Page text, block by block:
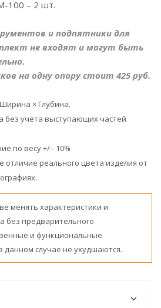
100 – 2 шт.
и подпятники для
не входят и могут быть
на одну опору стоит 425 руб.
× Глубина.
без учёта выступающих частей
по весу +/– 10%
реального цвета изделия от
менять характеристики и
без предварительного
и функциональные
данном случае не ухудшаются.